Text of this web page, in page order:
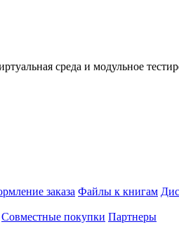
среда и модульное
заказа Файлы к книгам
Совместные покупки Партнеры